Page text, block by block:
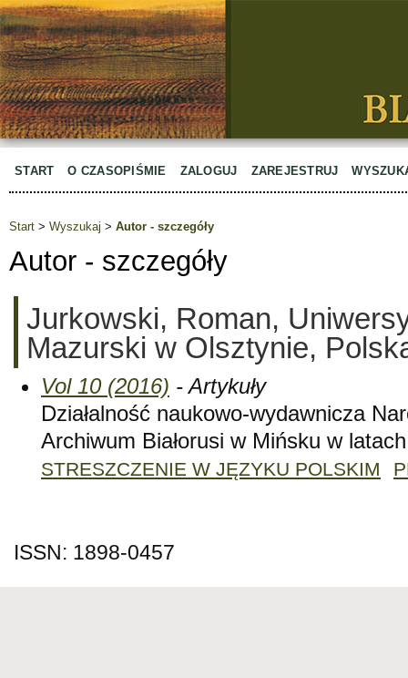
START O CZASOPIŚMIE ZALOGUJ ZAREJESTRUJ
Start > Wyszukaj > Autor - szczegóły
Autor - szczegóły
Jurkowski, Roman,
Mazurski w Olsztynie,
Vol 10 (2016) - Artykuły
Działalność naukowo-wydawnicza
Archiwum Białorusi w Mińsku w
STRESZCZENIE W JĘZYKU POLSKIM
ISSN: 1898-0457